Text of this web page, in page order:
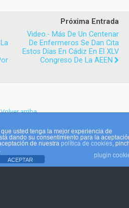
Próxima Entrada
Video.- Más De Un Centenar
De Enfermeros Se Dan Cita
Estos Días En Cádiz En El XLV
Congreso De La AEEN
Volver arriba
Escritorio
usted tenga la mejor experiencia de
dando su consentimiento para la
de nuestra política de cookies ,
plugin
ACEPTAR